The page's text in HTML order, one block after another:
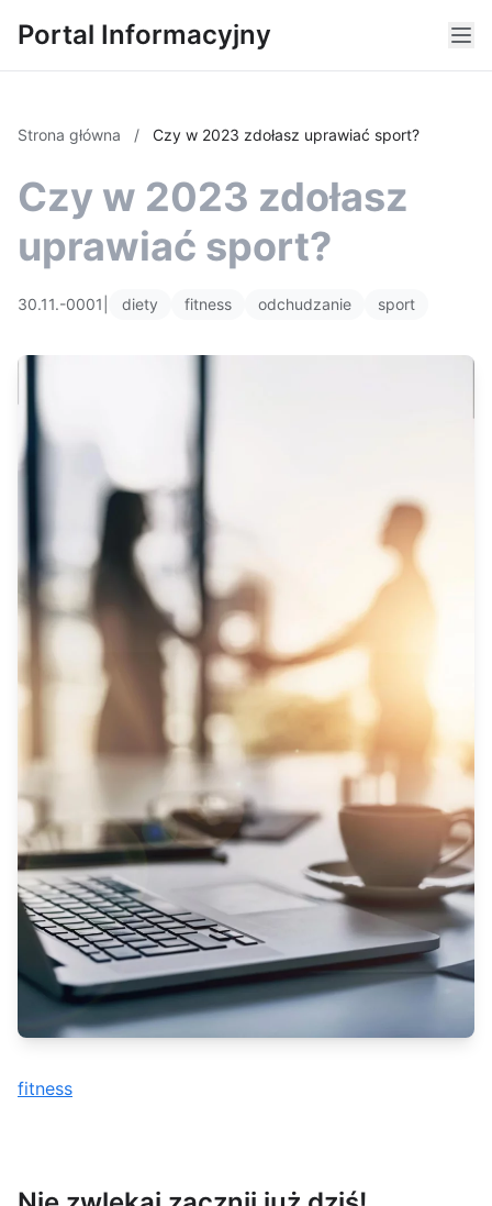
Portal Informacyjny
Strona główna / Czy w 2023 zdołasz uprawiać sport?
Czy w 2023 zdołasz
uprawiać sport?
30.11.-0001 diety fitness odchudzanie sport
fitness